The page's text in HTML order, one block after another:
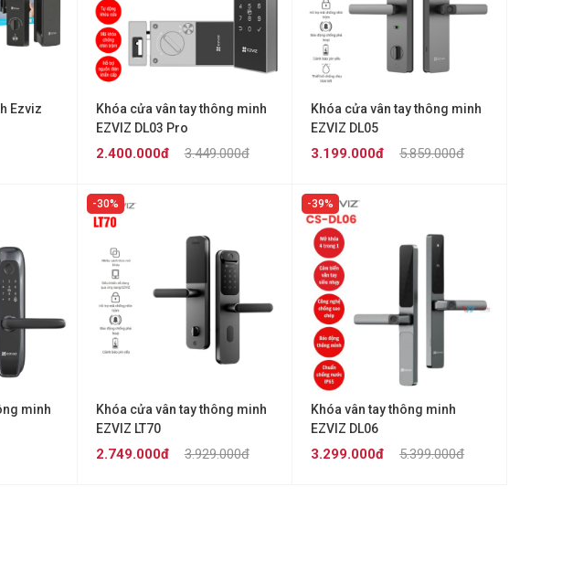
Ezviz
Khóa cửa vân tay thông minh
EZVIZ DL03 Pro
3.449.000đ
2.400.000đ
Khóa cửa vân tay thông minh
EZVIZ DL05
5.859.000đ
3.199.000đ
minh
30%
Khóa cửa vân tay thông minh
EZVIZ LT70
3.929.000đ
2.749.000đ
39%
Khóa vân tay thông minh
EZVIZ DL06
5.399.000đ
3.299.000đ